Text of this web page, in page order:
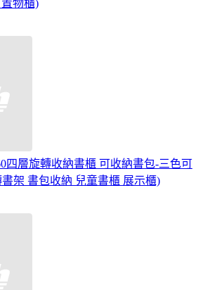
物櫃)
四層旋轉收納書櫃 可收納書包-三色可
架 書包收納 兒童書櫃 展示櫃)